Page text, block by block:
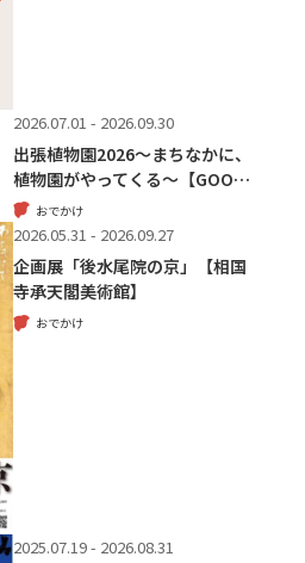
2026.07.01 - 2026.09.30
出張植物園2026～まちなかに、
植物園がやってくる～【GOO…
おでかけ
2026.05.31 - 2026.09.27
企画展「後水尾院の京」【相国
寺承天閣美術館】
おでかけ
2025.07.19 - 2026.08.31